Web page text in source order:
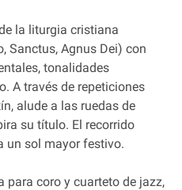
la liturgia cristiana
Sanctus, Agnus Dei) con
tonalidades
A través de repeticiones
alude a las ruedas de
su título. El recorrido
un sol mayor festivo.
para coro y cuarteto de jazz,